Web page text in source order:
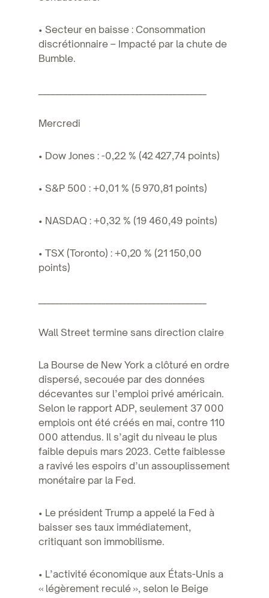
• Secteur en baisse : Consommation
discrétionnaire – Impacté par la chute de
Bumble.
Mercredi
• Dow Jones : -0,22 % (42 427,74 points)
• S&P 500 : +0,01 % (5 970,81 points)
• NASDAQ : +0,32 % (19 460,49 points)
• TSX (Toronto) : +0,20 % (21 150,00
points)
Wall Street termine sans direction claire
La Bourse de New York a clôturé en ordre
dispersé, secouée par des données
décevantes sur l’emploi privé américain.
Selon le rapport ADP, seulement 37 000
emplois ont été créés en mai, contre 110
000 attendus. Il s’agit du niveau le plus
faible depuis mars 2023. Cette faiblesse
a ravivé les espoirs d’un assouplissement
monétaire par la Fed.
• Le président Trump a appelé la Fed à
baisser ses taux immédiatement,
critiquant son immobilisme.
• L’activité économique aux États-Unis a
« légèrement reculé », selon le Beige